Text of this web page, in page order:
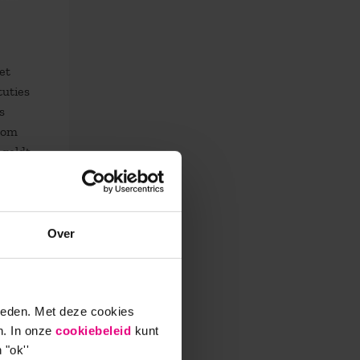
Over
Met deze cookies
In onze cookiebeleid kunt
"ok''
geldt
het